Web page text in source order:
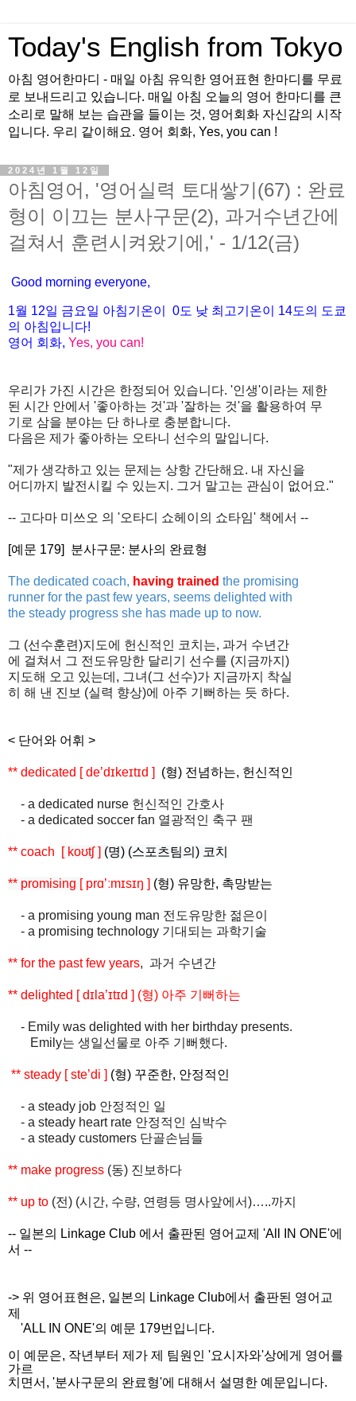
Today's English from Tokyo
아침 영어한마디 - 매일 아침 유익한 영어표현 한마디를 무료
로 보내드리고 있습니다. 매일 아침 오늘의 영어 한마디를 큰
소리로 말해 보는 습관을 들이는 것, 영어회화 자신감의 시작
입니다. 우리 같이해요. 영어 회화, Yes, you can !
2024년 1월 12일
아침영어, '영어실력 토대쌓기(67) : 완료
형이 이끄는 분사구문(2), 과거수년간에
걸쳐서 훈련시켜왔기에,' - 1/12(금)
Good morning everyone,
1월 12일 금요일 아침기온이 0도 낮 최고기온이 14도의 도쿄
의 아침입니다!
영어 회화, Yes, you can!
우리가 가진 시간은 한정되어 있습니다. '인생'이라는 제한
된 시간 안에서 '좋아하는 것'과 '잘하는 것'을 활용하여 무
기로 삼을 분야는 단 하나로 충분합니다.
다음은 제가 좋아하는 오타니 선수의 말입니다.
"제가 생각하고 있는 문제는 상항 간단해요. 내 자신을
어디까지 발전시킬 수 있는지. 그거 말고는 관심이 없어요."
-- 고다마 미쓰오 의 '오타디 쇼헤이의 쇼타임' 책에서 --
[예문 179] 분사구문: 분사의 완료형
The dedicated coach, having trained the promising
runner for the past few years, seems delighted with
the steady progress she has made up to now.
그 (선수훈련)지도에 헌신적인 코치는, 과거 수년간
에 걸쳐서 그 전도유망한 달리기 선수를 (지금까지)
지도해 오고 있는데, 그녀(그 선수)가 지금까지 착실
히 해 낸 진보 (실력 향상)에 아주 기뻐하는 듯 하다.
< 단어와 어휘 >
** dedicated [ de’dɪkeɪtɪd ] (형) 전념하는, 헌신적인
- a dedicated nurse 헌신적인 간호사
- a dedicated soccer fan 열광적인 축구 팬
** coach [ koʊtʃ ] (명) (스포츠팀의 ) 코치
** promising [ prɑ’ːmɪsɪŋ ] (형) 유망한, 촉망받는
- a promising young man 전도유망한 젊은이
- a promising technology 기대되는 과학기술
** for the past few years, 과거 수년간
** delighted [ dɪla’ɪtɪd ] (형) 아주 기뻐하는
- Emily was delighted with her birthday presents.
Emily는 생일선물로 아주 기뻐했다.
** steady [ ste’di ] (형) 꾸준한, 안정적인
- a steady job 안정적인 일
- a steady heart rate 안정적인 심박수
- a steady customers 단골손님들
** make progress (동) 진보하다
** up to (전) (시간, 수량, 연령등 명사앞에서)…..까지
-- 일본의 Linkage Club 에서 출판된 영어교제 'All IN ONE'에
서 --
-> 위 영어표현은, 일본의 Linkage Club에서 출판된 영어교
제
'ALL IN ONE'의 예문 179번입니다.
이 예문은, 작년부터 제가 제 팀원인 '요시자와'상에게 영어를
가르
치면서, '분사구문의 완료형'에 대해서 설명한 예문입니다.